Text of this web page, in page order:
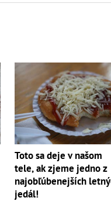
Toto sa deje v našom
tele, ak zjeme jedno z
najobľúbenejších
jedál!